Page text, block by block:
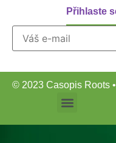
Přihlaste
© 2023 Casopis Roots